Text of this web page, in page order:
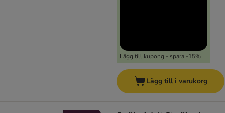
Lägg till kupong - spara -15%
Lägg till i varukorg